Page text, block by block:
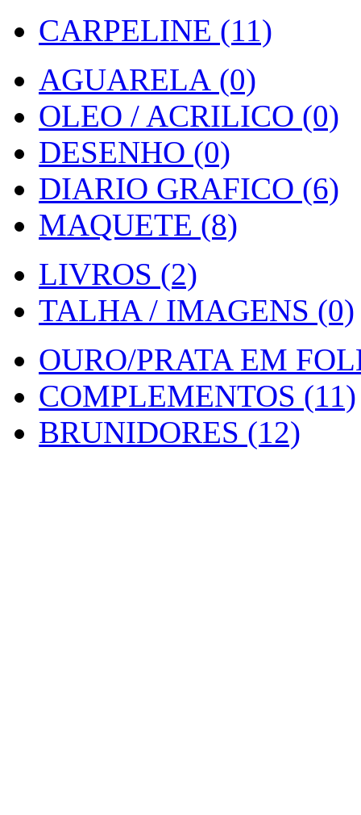
CARPELINE (11)
AGUARELA (0)
OLEO / ACRILICO (0)
DESENHO (0)
DIARIO GRAFICO (6)
MAQUETE (8)
LIVROS (2)
TALHA / IMAGENS (0)
OURO/PRATA EM
COMPLEMENTOS (11)
BRUNIDORES (12)